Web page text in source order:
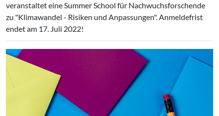
veranstaltet eine Summer School für Nachwuchsforschende
zu "Klimawandel - Risiken und Anpassungen". Anmeldefrist
endet am 17. Juli 2022!